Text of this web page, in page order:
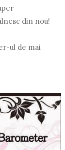
din nou!
ul de mai